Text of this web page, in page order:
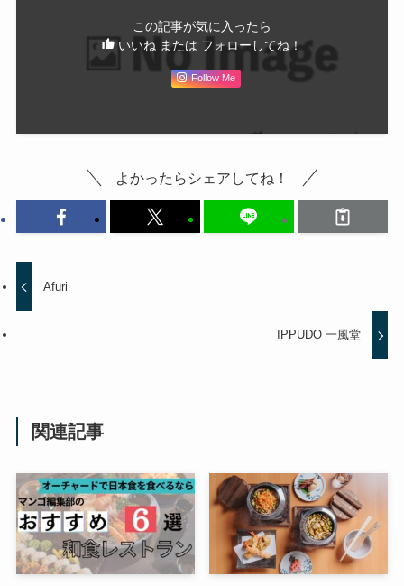
この記事が気に入ったら
いいね または フォローしてね！
Follow Me
よかったらシェアしてね！
Afuri
IPPUDO 一風堂
関連記事